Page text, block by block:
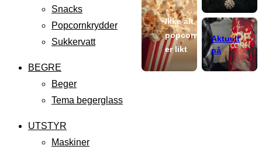
Snacks
Popcornkrydder
Sukkervatt
BEGRE
Beger
Tema begerglass
UTSTYR
Maskiner
Ikke alt
popcorn
er likt
Aktuelt
nå